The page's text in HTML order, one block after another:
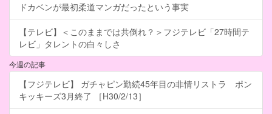
ドカベンが最初柔道マンガだったという事実
【テレビ】＜このままでは共倒れ？＞フジテレビ「27時間テ
レビ」タレントの白々しさ
今週の記事
【フジテレビ】 ガチャピン勤続45年目の非情リストラ ポン
キッキーズ3月終了 ［H30/2/13］